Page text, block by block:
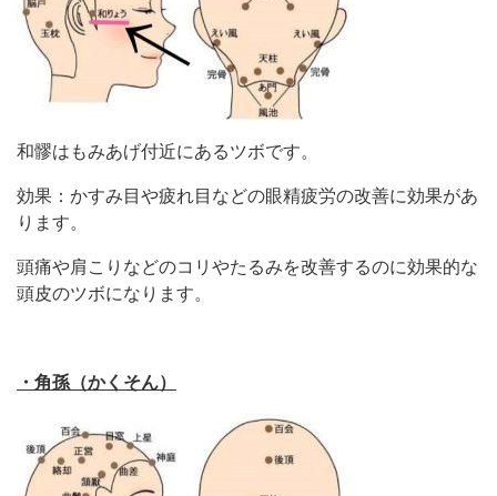
和髎はもみあげ付近にあるツボです。
効果：かすみ目や疲れ目などの眼精疲労の改善に効果があ
ります。
頭痛や肩こりなどのコリやたるみを改善するのに効果的な
頭皮のツボになります。
・角孫（かくそん）